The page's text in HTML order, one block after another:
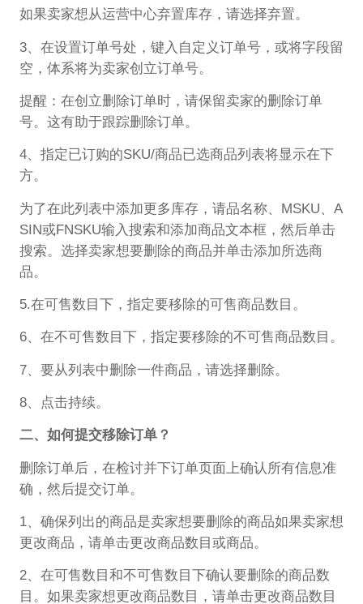
如果卖家想从运营中心弃置库存，请选择弃置。
3、在设置订单号处，键入自定义订单号，或将字段留
空，体系将为卖家创立订单号。
提醒：在创立删除订单时，请保留卖家的删除订单
号。这有助于跟踪删除订单。
4、指定已订购的SKU/商品已选商品列表将显示在下
方。
为了在此列表中添加更多库存，请品名称、MSKU、A
SIN或FNSKU输入搜索和添加商品文本框，然后单击
搜索。选择卖家想要删除的商品并单击添加所选商
品。
5.在可售数目下，指定要移除的可售商品数目。
6、在不可售数目下，指定要移除的不可售商品数目。
7、要从列表中删除一件商品，请选择删除。
8、点击持续。
二、如何提交移除订单？
删除订单后，在检讨并下订单页面上确认所有信息准
确，然后提交订单。
1、确保列出的商品是卖家想要删除的商品如果卖家想
更改商品，请单击更改商品数目或商品。
2、在可售数目和不可售数目下确认要删除的商品数
目。如果卖家想更改商品数目，请单击更改商品数目